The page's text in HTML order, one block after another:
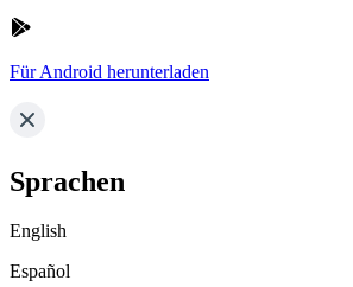
Für Android herunterladen
Sprachen
English
Español